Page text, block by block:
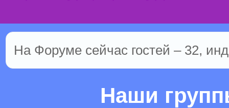
На Форуме сейчас гостей – 32,
Наши